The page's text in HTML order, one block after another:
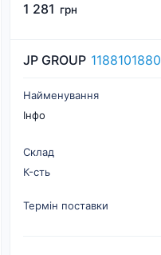
1 281 грн
JP GROUP 1188101880
Найменування
Інфо
Склад
К-cть
Термін поставки